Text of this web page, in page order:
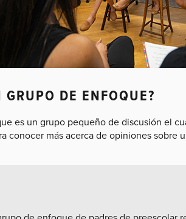
DE ENFOQUE?
es un grupo pequeño de discusión el
conocer más acerca de opiniones sobre